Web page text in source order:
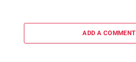
ADD A COMMENT